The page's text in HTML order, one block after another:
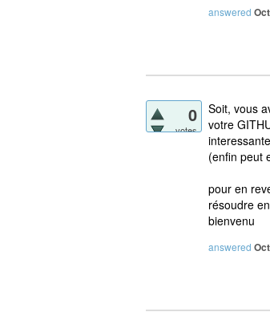
answered
0
votes
Soit, vous
votre
(enfin peut
pour en
résoudre
bienvenu
answered